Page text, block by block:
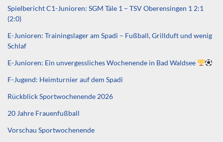
Spielbericht C1-Junioren: SGM Täle 1 – TSV Oberensingen 1 2:1
(2:0)
E-Junioren: Trainingslager am Spadi – Fußball, Grillduft und wenig
Schlaf
E-Junioren: Ein unvergessliches Wochenende in Bad Waldsee
F-Jugend: Heimturnier auf dem Spadi
Rückblick Sportwochenende 2026
20 Jahre Frauenfußball
Vorschau Sportwochenende